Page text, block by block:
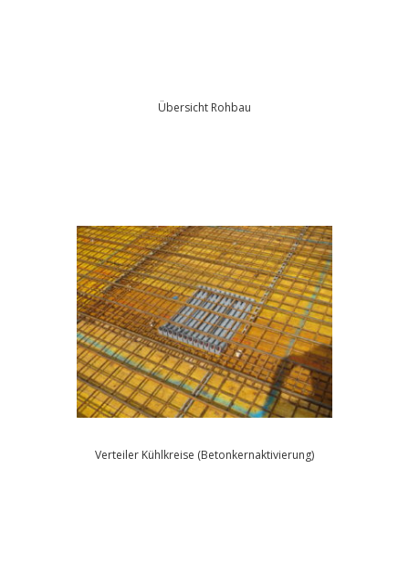
Übersicht Rohbau
Verteiler Kühlkreise (Betonkernaktivierung)